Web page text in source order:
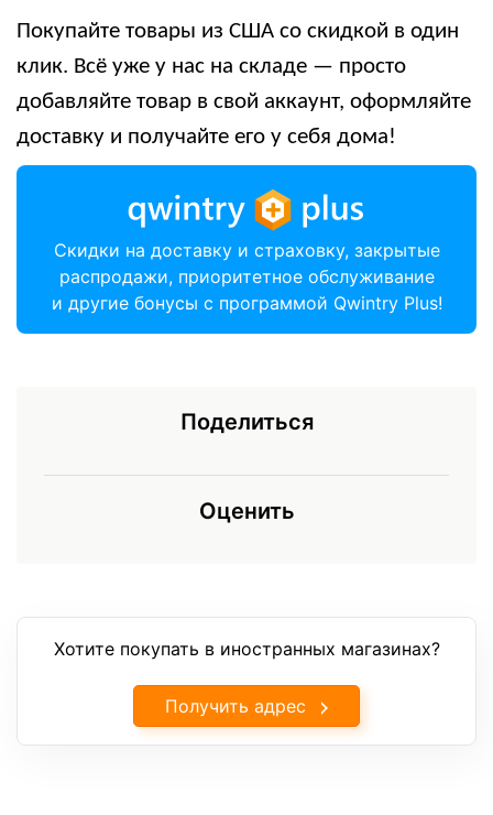
Покупайте товары из США со скидкой в один
клик. Всё уже у нас на складе — просто
добавляйте товар в свой аккаунт, оформляйте
доставку и получайте его у себя дома!
Скидки на доставку и страховку, закрытые
распродажи, приоритетное обслуживание
и другие бонусы с программой Qwintry Plus!
Поделиться
Оценить
Хотите покупать в иностранных магазинах?
Получить адрес